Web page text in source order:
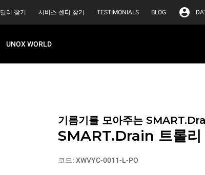
딜러 찾기 서비스 센터 찾기 TESTIMONIALS BLOG
UNOX WORLD
기름기를 모아주는
SMART.Drain 트롤리
코드: XWVYC-0011-L-PO